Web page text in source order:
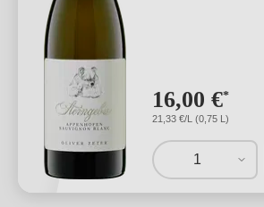
16,00 €*
21,33 €/L (0,75 L)
1